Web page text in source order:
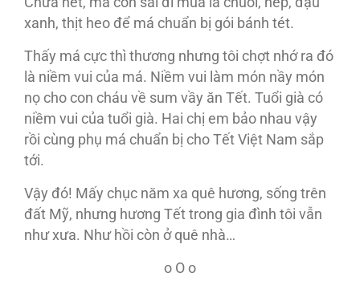
xanh, thịt heo để má chuẩn bị gói bánh tét.
Thấy má cực thì thương nhưng tôi chợt nhớ ra đó
là niềm vui của má. Niềm vui làm món nầy món
nọ cho con cháu về sum vầy ăn Tết. Tuổi già có
niềm vui của tuổi già. Hai chị em bảo nhau vậy
rồi cùng phụ má chuẩn bị cho Tết Việt Nam sắp
tới.
Vậy đó! Mấy chục năm xa quê hương, sống trên
đất Mỹ, nhưng hương Tết trong gia đình tôi vẫn
như xưa. Như hồi còn ở quê nhà…
o O o